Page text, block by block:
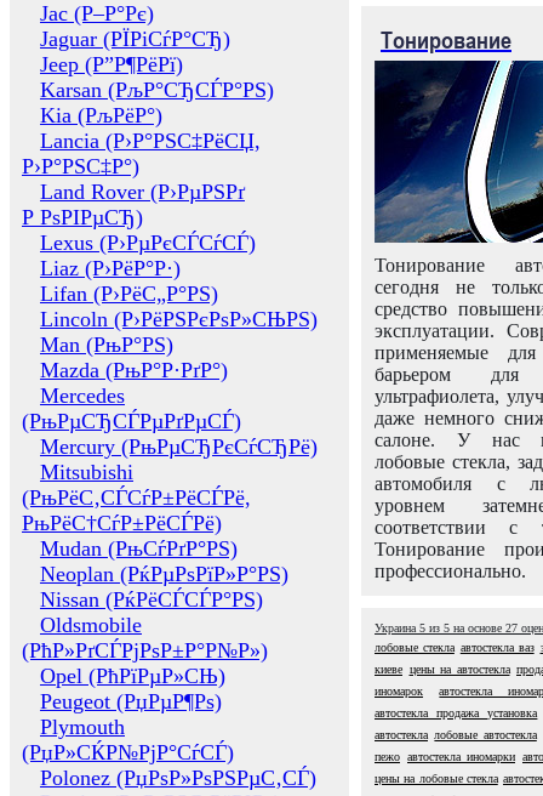
Jac (Р–Р°Рє)
Jaguar (РЇРіСѓР°СЂ)
Jeep (Р”Р¶РёРї)
Karsan (РљР°СЂСЃР°РЅ)
Kia (РљРёР°)
Lancia (Р›Р°РЅС‡РёСЏ,
Р›Р°РЅС‡Р°)
Land Rover (Р›РµРЅРґ
Р РѕРІРµСЂ)
Lexus (Р›РµРєСЃСѓСЃ)
Liaz (Р›РёР°Р·)
Lifan (Р›РёС„Р°РЅ)
Lincoln (Р›РёРЅРєРѕР»СЊРЅ)
Man (РњР°РЅ)
Mazda (РњР°Р·РґР°)
Mercedes
(РњРµСЂСЃРµРґРµСЃ)
Mercury (РњРµСЂРєСѓСЂРё)
Mitsubishi
(РњРёС‚СЃСѓР±РёСЃРё,
РњРёС†СѓР±РёСЃРё)
Mudan (РњСѓРґР°РЅ)
Neoplan (РќРµРѕРїР»Р°РЅ)
Nissan (РќРёСЃСЃР°РЅ)
Oldsmobile
(РћР»РґСЃРјРѕР±Р°Р№Р»)
Opel (РћРїРµР»СЊ)
Peugeot (РџРµР¶Рѕ)
Plymouth
(РџР»СЌР№РјР°СѓСЃ)
Polonez (РџРѕР»РѕРЅРµС‚СЃ)
Тонирование
Тонирование
сегодня не
средство
эксплуатации.
применяемые
барьером для
ультрафиолета,
даже немного
салоне. У нас
лобовые стекла,
автомобиля с
уровнем
соответствии с
Тонирование
профессионально.
Украина 5 из 5 на основе 27
лобовые стекла автостекла ваз
киеве цены на автостекла
иномарок
автостекла
автостекла продажа установка
автостекла лобовые автостекла
пежо автостекла иномарки
цены на лобовые стекла